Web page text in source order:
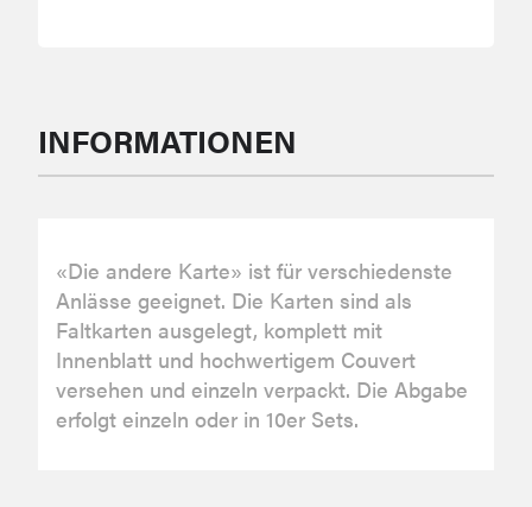
INFORMATIONEN
«Die andere Karte» ist für verschiedenste
Anlässe geeignet. Die Karten sind als
Faltkarten ausgelegt, komplett mit
Innenblatt und hochwertigem Couvert
versehen und einzeln verpackt. Die Abgabe
erfolgt einzeln oder in 10er Sets.